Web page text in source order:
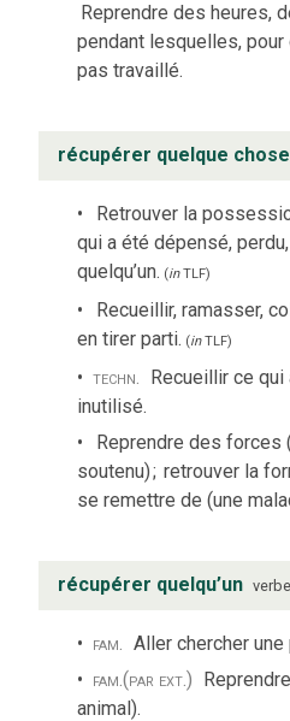
Reprendre des heures,
pendant lesquelles, pour
pas travaillé.
récupérer quelque chose
Retrouver la
qui a été dépensé,
quelqu’un. (inTLF)
Recueillir, ramasser,
en tirer parti. (inTLF)
techn. Recueillir ce
inutilisé.
Reprendre des forces
soutenu); retrouver la
se remettre de (une
récupérer quelqu’un verbe
fam. Aller chercher une
fam.(par ext.)
animal).